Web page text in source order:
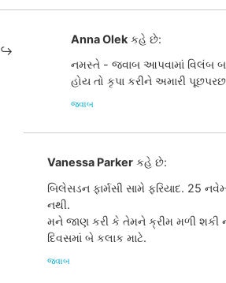
Anna Olek કહે છે:
નમસ્તે - જવાબ આપવામાં વિલંબ
હોય તો કૃપા કરીને અમારી
જવાબ
Vanessa Parker કહે છે:
બિલેસડન ફાર્મસી સામે ફરિયાદ. 25
નથી.
મને જાણ કરી કે તેમને ક્રીમ મળી શકી
દિવસમાં બે કલાક માટે.
જવાબ